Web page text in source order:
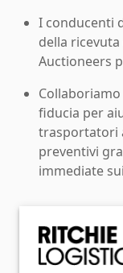
I conducenti
della
Auctioneers
fiducia per
trasportatori
preventivi
immediate